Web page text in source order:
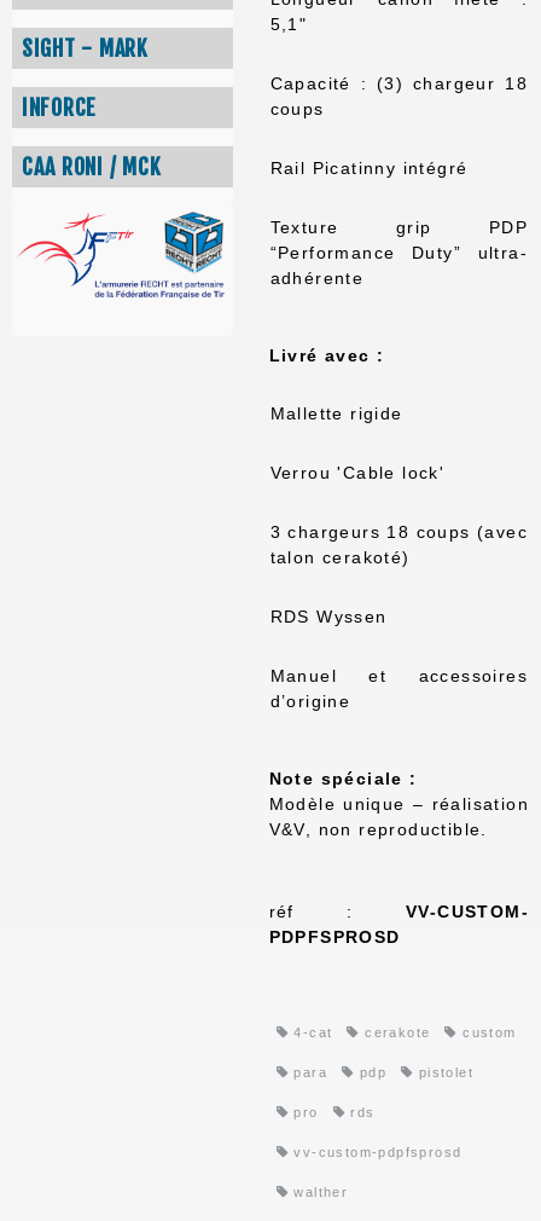
SIGHT - MARK
INFORCE
CAA RONI / MCK
5,1"
Capacité : (3) chargeur 18
coups
Rail Picatinny intégré
Texture grip PDP
“Performance Duty” ultra-
adhérente
Livré avec :
Mallette rigide
Verrou 'Cable lock'
3 chargeurs 18 coups (avec
talon cerakoté)
RDS Wyssen
Manuel et accessoires
d’origine
Note spéciale :
Modèle unique – réalisation
V&V, non reproductible.
réf : VV-CUSTOM-
PDPFSPROSD
4-cat cerakote custom
para pdp pistolet
pro rds
vv-custom-pdpfsprosd
walther